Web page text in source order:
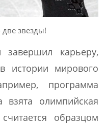
звезды!
карьеру,
истории мирового
программа
олимпийская
образцом